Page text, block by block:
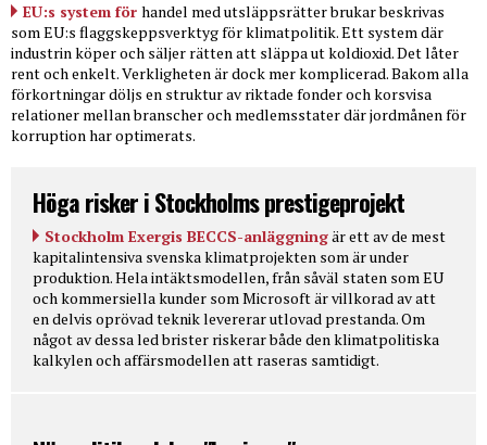
EU:s system för handel med utsläppsrätter brukar beskrivas
som EU:s flaggskeppsverktyg för klimatpolitik. Ett system där
industrin köper och säljer rätten att släppa ut koldioxid. Det låter
rent och enkelt. Verkligheten är dock mer komplicerad. Bakom alla
förkortningar döljs en struktur av riktade fonder och korsvisa
relationer mellan branscher och medlemsstater där jordmånen för
korruption har optimerats.
Höga risker i Stockholms prestigeprojekt
Stockholm Exergis BECCS-anläggningär ett av de mest
kapitalintensiva svenska klimatprojekten som är under
produktion. Hela intäktsmodellen, från såväl staten som EU
och kommersiella kunder som Microsoft är villkorad av att
en delvis oprövad teknik levererar utlovad prestanda. Om
något av dessa led brister riskerar både den klimatpolitiska
kalkylen och affärsmodellen att raseras samtidigt.